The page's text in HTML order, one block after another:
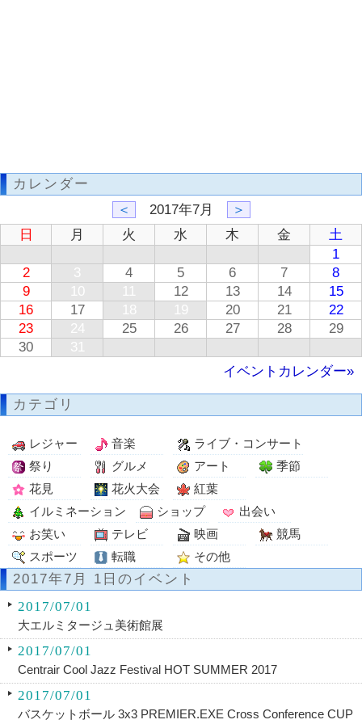
カレンダー
＜
2017年7月
＞
日
月 火 水 木 金
土
1
2
3 4 5 6 7
8
9
10 11 12 13 14
15
16
17 18 19 20 21
22
23
24 25 26 27 28
29
30
31
イベントカレンダー»
カテゴリ
レジャー 音楽
ライブ・コンサート
祭り
グルメ アート
季節
花見
花火大会
紅葉
イルミネーション
ショップ
出会い
お笑い
テレビ 映画
競馬
スポーツ
転職 その他
2017年7月 1日のイベント
2017/07/01
大エルミタージュ美術館展
2017/07/01
Centrair Cool Jazz Festival HOT SUMMER 2017
2017/07/01
バスケットボール 3x3 PREMIER.EXE Cross Conference CUP